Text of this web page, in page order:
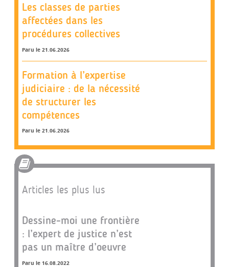
Les classes de parties
affectées dans les
procédures collectives
Paru le 21.06.2026
Formation à l’expertise
judiciaire : de la nécessité
de structurer les
compétences
Paru le 21.06.2026
Articles les plus lus
Dessine-moi une frontière
: l’expert de justice n’est
pas un maître d’oeuvre
Paru le 16.08.2022